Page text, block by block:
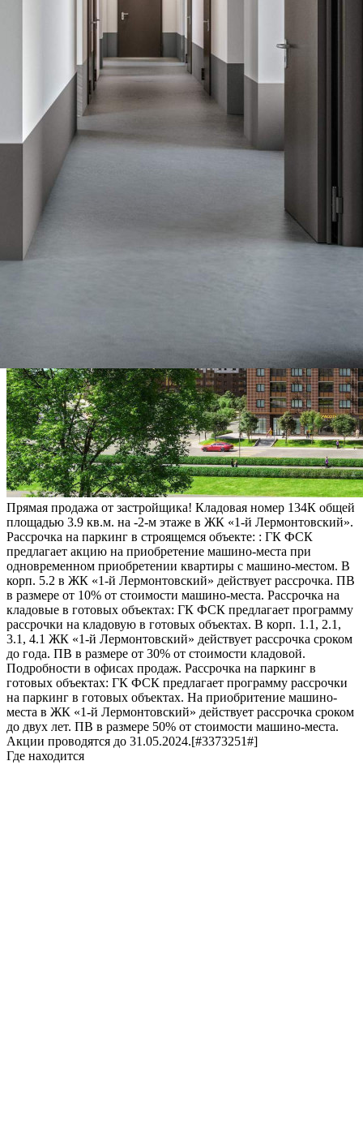
Прямая продажа от застройщика! Кладовая номер 134К общей
площадью 3.9 кв.м. на -2-м этаже в ЖК «1-й Лермонтовский».
Рассрочка на паркинг в строящемся объекте: : ГК ФСК
предлагает акцию на приобретение машино-места при
одновременном приобретении квартиры с машино-местом. В
корп. 5.2 в ЖК «1-й Лермонтовский» действует рассрочка. ПВ
в размере от 10% от стоимости машино-места. Рассрочка на
кладовые в готовых объектах: ГК ФСК предлагает программу
рассрочки на кладовую в готовых объектах. В корп. 1.1, 2.1,
3.1, 4.1 ЖК «1-й Лермонтовский» действует рассрочка сроком
до года. ПВ в размере от 30% от стоимости кладовой.
Подробности в офисах продаж. Рассрочка на паркинг в
готовых объектах: ГК ФСК предлагает программу рассрочки
на паркинг в готовых объектах. На приобритение машино-
места в ЖК «1-й Лермонтовский» действует рассрочка сроком
до двух лет. ПВ в размере 50% от стоимости машино-места.
Акции проводятся до 31.05.2024.[#3373251#]
Где находится